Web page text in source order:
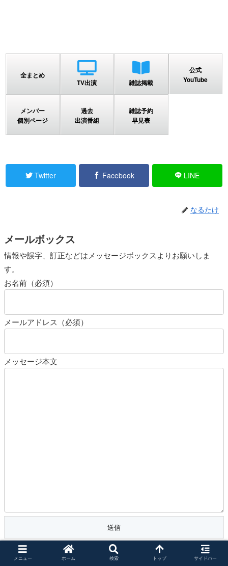
全まとめ
TV出演
雑誌掲載
公式
YouTube
メンバー
個別ページ
過去
出演番組
雑誌予約
早見表
Twitter Facebook LINE
なるたけ
メールボックス
情報や誤字、訂正などはメッセージボックスよりお願いしま
す。
お名前（必須）
メールアドレス（必須）
メッセージ本文
メニュー ホーム 検索 トップ サイドバー